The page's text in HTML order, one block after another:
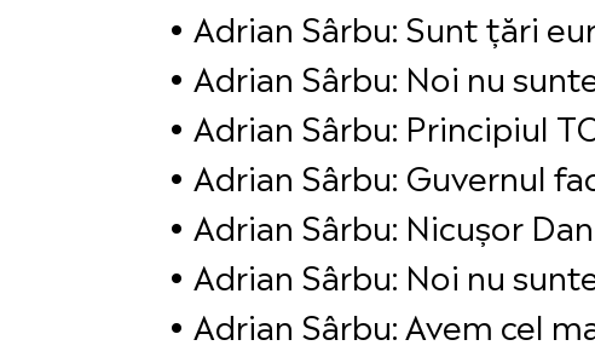
Adrian Sârbu: Sunt țări
Adrian Sârbu: Noi nu
Adrian Sârbu: Principiul
Adrian Sârbu: Guvernul
Adrian Sârbu: Nicușor
Adrian Sârbu: Noi nu
Adrian Sârbu: Avem cel